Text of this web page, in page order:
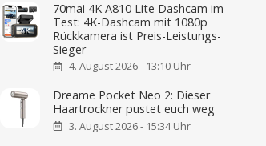
70mai 4K A810 Lite Dashcam im
Test: 4K-Dashcam mit 1080p
Rückkamera ist Preis-Leistungs-
Sieger
4. August 2026 - 13:10 Uhr
Dreame Pocket Neo 2: Dieser
Haartrockner pustet euch weg
3. August 2026 - 15:34 Uhr